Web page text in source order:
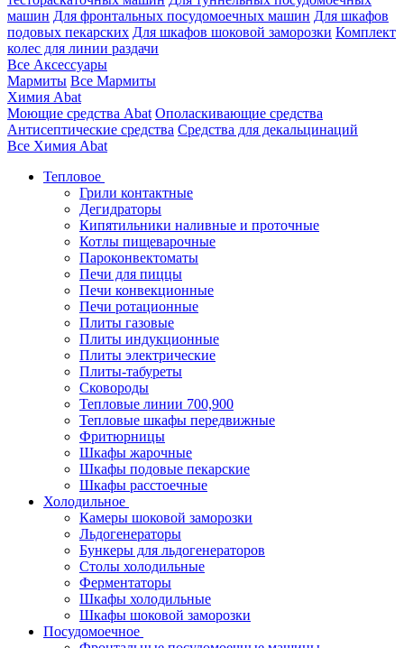
машин Для фронтальных посудомоечных машин Для шкафов
подовых пекарских Для шкафов шоковой заморозки Комплект
колес для линии раздачи
Все Аксессуары
Мармиты Все Мармиты
Химия Abat
Моющие средства Abat Ополаскивающие средства
Антисептические средства Средства для декальцинаций
Все Химия Abat
Тепловое
Грили контактные
Дегидраторы
Кипятильники наливные и проточные
Котлы пищеварочные
Пароконвектоматы
Печи для пиццы
Печи конвекционные
Печи ротационные
Плиты газовые
Плиты индукционные
Плиты электрические
Плиты-табуреты
Сковороды
Тепловые линии 700,900
Тепловые шкафы передвижные
Фритюрницы
Шкафы жарочные
Шкафы подовые пекарские
Шкафы расстоечные
Холодильное
Камеры шоковой заморозки
Льдогенераторы
Бункеры для льдогенераторов
Столы холодильные
Ферментаторы
Шкафы холодильные
Шкафы шоковой заморозки
Посудомоечное